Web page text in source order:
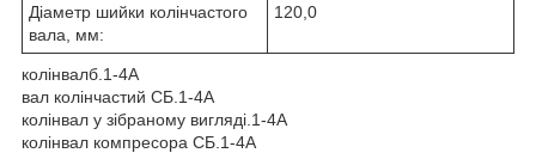
Діаметр шийки колінчастого
вала, мм:
120,0
колінвалб.1-4А
вал колінчастий СБ.1-4А
колінвал у зібраному вигляді.1-4А
колінвал компресора СБ.1-4А